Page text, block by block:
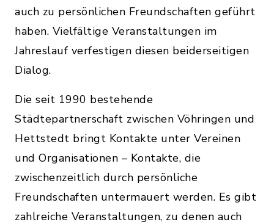
auch zu persönlichen Freundschaften geführt
haben. Vielfältige Veranstaltungen im
Jahreslauf verfestigen diesen beiderseitigen
Dialog.
Die seit 1990 bestehende
Städtepartnerschaft zwischen Vöhringen und
Hettstedt bringt Kontakte unter Vereinen
und Organisationen – Kontakte, die
zwischenzeitlich durch persönliche
Freundschaften untermauert werden. Es gibt
zahlreiche Veranstaltungen, zu denen auch